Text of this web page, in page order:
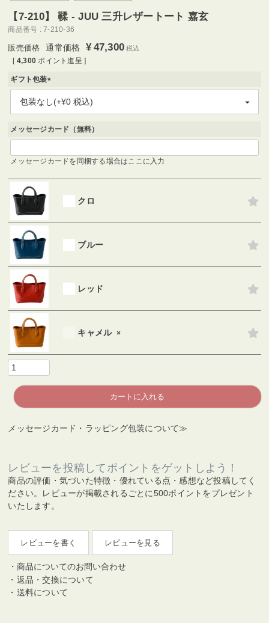
【7-210】 鞣 - JUU 三升レザートート 嘉玄
商品番号 7-210-36
通常価格 ¥47,300 税込
[ 4,300 ポイント進呈 ]
ギフト包装
(
必
須
メッセージカード（無料）
メッセージカードを同梱する場合はここに入力
クロ
ブルー
レッド
キャメル ×
カートに入れる
メッセージカード・ラッピング包装について≫
レビューを投稿してポイントをゲットしよう！
商品の評価・気づいた特徴・優れている点・感想など投稿してく
ださい。レビューが掲載されるごとに500ポイントをプレゼント
いたします。
レビューを書く レビューを見る
商品についてのお問い合わせ
返品・交換について
送料について